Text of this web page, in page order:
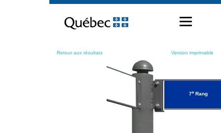
contenu
Retour aux résultats Version imprimable
7eRang